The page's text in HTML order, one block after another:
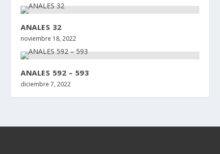
ANALES 32
noviembre 18, 2022
ANALES 592 – 593
diciembre 7, 2022